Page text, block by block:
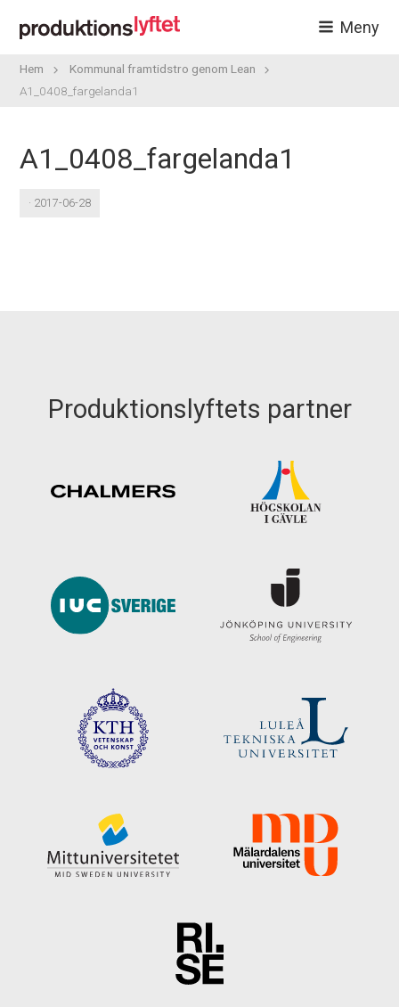
Meny
Hem
Kommunal framtidstro genom Lean
A1_0408_fargelanda1
A1_0408_fargelanda1
· 2017-06-28
Produktionslyftets partner